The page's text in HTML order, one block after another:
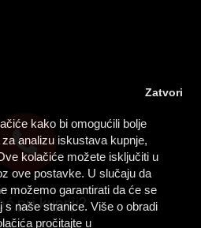
kako bi omogućili bolje
analizu iskustava kupnje,
kolačiće možete isključiti u
ove postavke. U slučaju da
možemo garantirati da će se
s naše stranice. Više o obradi
pročitajte u
Zatvori
pri kupnji?